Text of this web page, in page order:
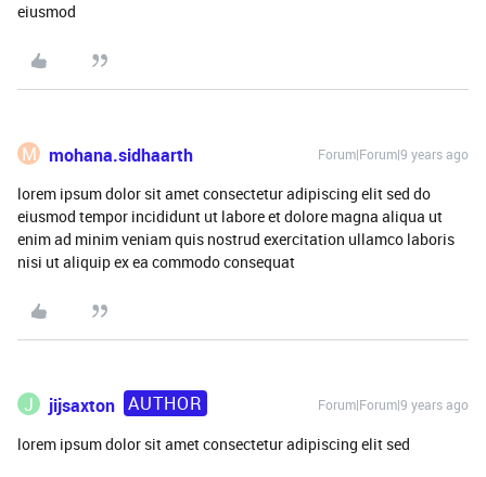
eiusmod
M mohana.sidhaarth Forum|Forum|9 years ago
lorem ipsum dolor sit amet consectetur adipiscing elit sed do
eiusmod tempor incididunt ut labore et dolore magna aliqua ut
enim ad minim veniam quis nostrud exercitation ullamco laboris
nisi ut aliquip ex ea commodo consequat
J jijsaxton AUTHOR Forum|Forum|9 years ago
lorem ipsum dolor sit amet consectetur adipiscing elit sed